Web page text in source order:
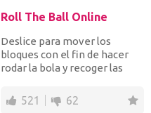
Roll The Ball Online
Deslice para mover los
bloques con el fin de hacer
rodar la bola y recoger las
521 62